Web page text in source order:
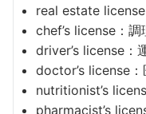
real estate
chef’s license：調
driver’s license：
doctor’s license：
nutritionist’s
pharmacist’s